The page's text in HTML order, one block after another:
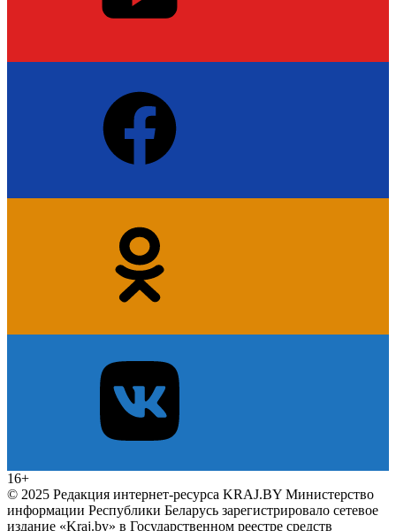
16+
© 2025 Редакция интернет-ресурса KRAJ.BY Министерство
информации Республики Беларусь зарегистрировало сетевое
издание «Kraj.by» в Государственном реестре средств